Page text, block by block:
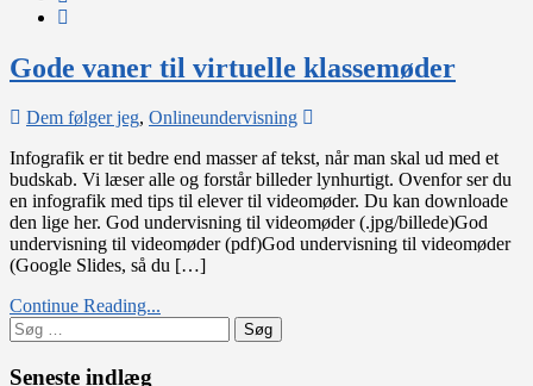
Gode vaner til virtuelle klassemøder
Dem følger jeg, Onlineundervisning
vaner
til
virtuelle
klassemøder
Infografik er tit bedre end masser af tekst, når man skal ud med et
budskab. Vi læser alle og forstår billeder lynhurtigt. Ovenfor ser du
en infografik med tips til elever til videomøder. Du kan downloade
den lige her. God undervisning til videomøder (.jpg/billede)God
undervisning til videomøder (pdf)God undervisning til videomøder
(Google Slides, så du […]
Continue Reading...
Søg
efter:
Seneste indlæg